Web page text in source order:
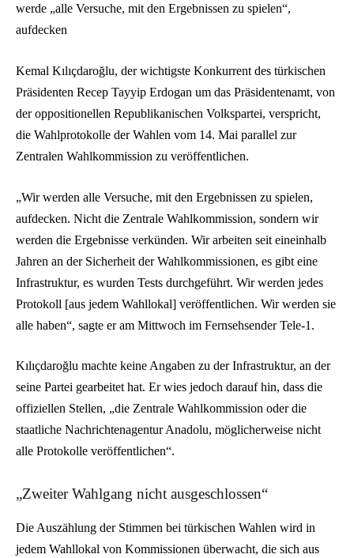
werde „alle Versuche, mit den Ergebnissen zu spielen“,
aufdecken
Kemal Kılıçdaroğlu, der wichtigste Konkurrent des türkischen
Präsidenten Recep Tayyip Erdogan um das Präsidentenamt, von
der oppositionellen Republikanischen Volkspartei, verspricht,
die Wahlprotokolle der Wahlen vom 14. Mai parallel zur
Zentralen Wahlkommission zu veröffentlichen.
„Wir werden alle Versuche, mit den Ergebnissen zu spielen,
aufdecken. Nicht die Zentrale Wahlkommission, sondern wir
werden die Ergebnisse verkünden. Wir arbeiten seit eineinhalb
Jahren an der Sicherheit der Wahlkommissionen, es gibt eine
Infrastruktur, es wurden Tests durchgeführt. Wir werden jedes
Protokoll [aus jedem Wahllokal] veröffentlichen. Wir werden sie
alle haben“, sagte er am Mittwoch im Fernsehsender Tele-1.
Kılıçdaroğlu machte keine Angaben zu der Infrastruktur, an der
seine Partei gearbeitet hat. Er wies jedoch darauf hin, dass die
offiziellen Stellen, „die Zentrale Wahlkommission oder die
staatliche Nachrichtenagentur Anadolu, möglicherweise nicht
alle Protokolle veröffentlichen“.
„Zweiter Wahlgang nicht ausgeschlossen“
Die Auszählung der Stimmen bei türkischen Wahlen wird in
jedem Wahllokal von Kommissionen überwacht, die sich aus